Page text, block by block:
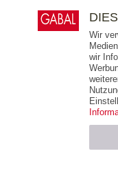
E-BOOKS
Wir
wir